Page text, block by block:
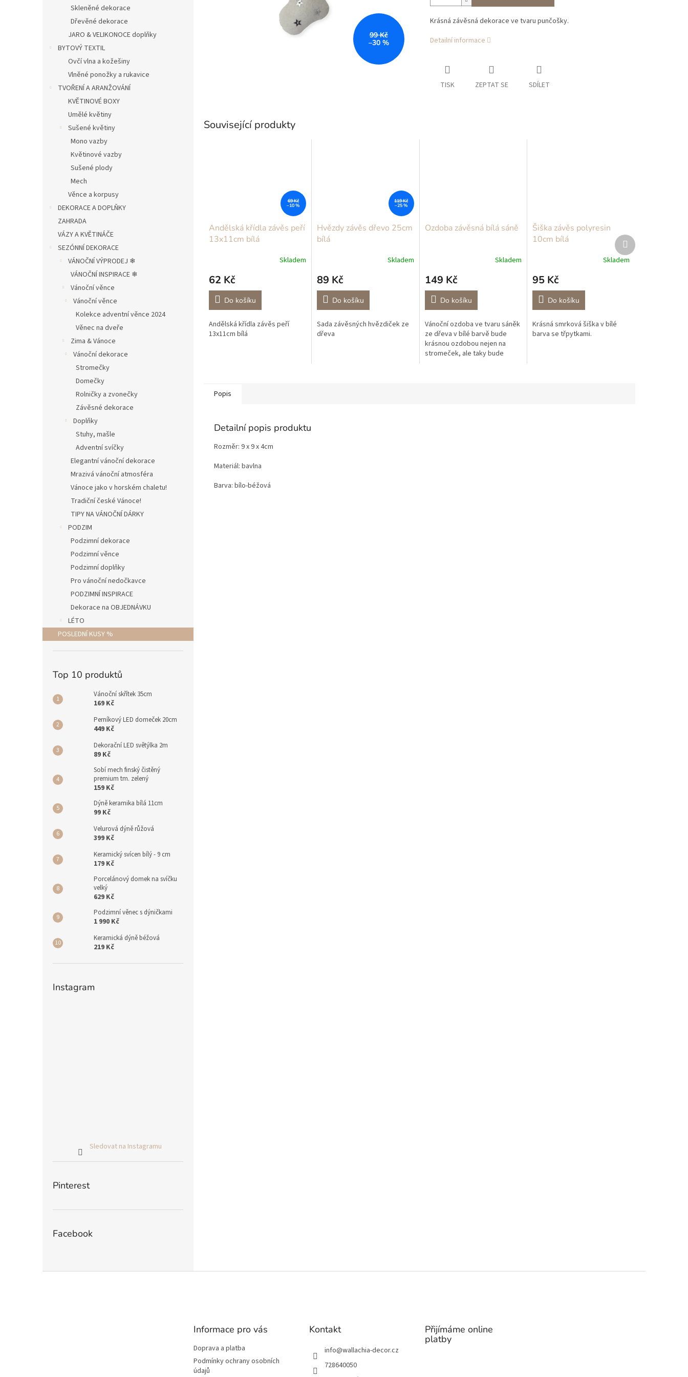
Skleněné dekorace
Dřevěné dekorace
JARO & VELIKONOCE doplňky
BYTOVÝ TEXTIL
Ovčí vlna a kožešiny
Vlněné ponožky a rukavice
TVOŘENÍ A ARANŽOVÁNÍ
KVĚTINOVÉ BOXY
Umělé květiny
Sušené květiny
Mono vazby
Květinové vazby
Sušené plody
Mech
Věnce a korpusy
DEKORACE A DOPLŇKY
ZAHRADA
VÁZY A KVĚTINÁČE
SEZÓNNÍ DEKORACE
VÁNOČNÍ VÝPRODEJ ❄︎︎
VÁNOČNÍ INSPIRACE ❄︎︎
Vánoční věnce
Vánoční věnce
Kolekce adventní věnce 2024
Věnec na dveře
Zima & Vánoce
Vánoční dekorace
Stromečky
Domečky
Rolničky a zvonečky
Závěsné dekorace
Doplňky
Stuhy, mašle
Adventní svíčky
Elegantní vánoční dekorace
Mrazivá vánoční atmosféra
Vánoce jako v horském chaletu!
Tradiční české Vánoce!
TIPY NA VÁNOČNÍ DÁRKY
PODZIM
Podzimní dekorace
Podzimní věnce
Podzimní doplňky
Pro vánoční nedočkavce
PODZIMNÍ INSPIRACE
Dekorace na OBJEDNÁVKU
LÉTO
POSLEDNÍ KUSY %
Top 10 produktů
Vánoční skřítek 35cm
169 Kč
Perníkový LED domeček 20cm
449 Kč
Dekorační LED světýlka 2m
89 Kč
Sobí mech finský čistěný
premium tm. zelený
159 Kč
Dýně keramika bílá 11cm
99 Kč
Velurová dýně růžová
399 Kč
Keramický svícen bílý - 9 cm
179 Kč
Porcelánový domek na svíčku
velký
629 Kč
Podzimní věnec s dýničkami
1 990 Kč
Keramická dýně béžová
219 Kč
Instagram
Sledovat na Instagramu
Pinterest
Facebook
99 Kč
–30 %
Krásná závěsná dekorace ve tvaru punčošky.
Detailní informace
TISK ZEPTAT SE SDÍLET
Související produkty
69 Kč
–10 %
Andělská křídla závěs peří
13x11cm bílá
Skladem
62 Kč
Do košíku
Andělská křídla závěs peří
13x11cm bílá
119 Kč
–25 %
Hvězdy závěs dřevo 25cm
bílá
Skladem
89 Kč
Do košíku
Sada závěsných hvězdiček ze
dřeva
Ozdoba závěsná bílá sáně
Skladem
149 Kč
Do košíku
Vánoční ozdoba ve tvaru sáněk
ze dřeva v bílé barvě bude
krásnou ozdobou nejen na
stromeček, ale taky bude
Šiška závěs polyresin
10cm bílá
Skladem
95 Kč
Do košíku
Krásná smrková šiška v bílé
barva se třpytkami.
Další
produkt
Popis
Detailní popis produktu
Rozměr: 9 x 9 x 4cm
Materiál: bavlna
Barva: bílo-béžová
Informace pro vás
Doprava a platba
Podmínky ochrany osobních
údajů
Kontakt
info@wallachia-decor.cz
728640050
Přijímáme online
platby